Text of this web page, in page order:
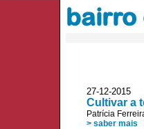
bairro
27-12-
Cultivar a
Patrícia
> saber mais